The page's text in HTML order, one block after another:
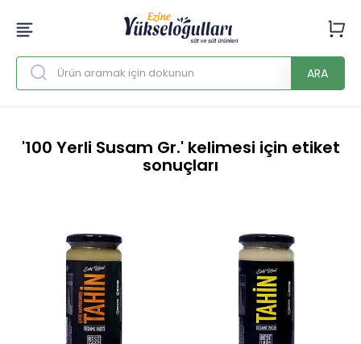
ARA
'100 Yerli Susam Gr.' kelimesi için etiket
sonuçları